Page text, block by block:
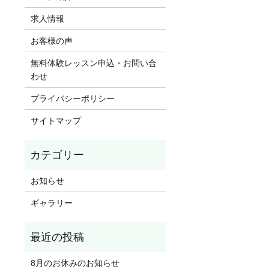
求人情報
お客様の声
無料体験レッスン申込・お問い合
わせ
プライバシーポリシー
サイトマップ
お知らせ
ギャラリー
8月のお休みのお知らせ